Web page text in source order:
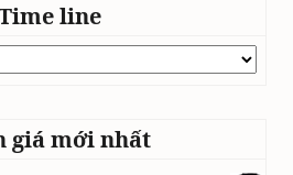
line
giá mới nhất